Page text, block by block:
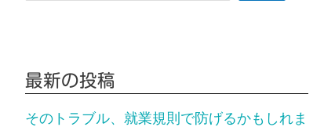
最新の投稿
そのトラブル、就業規則で防げるかもしれま